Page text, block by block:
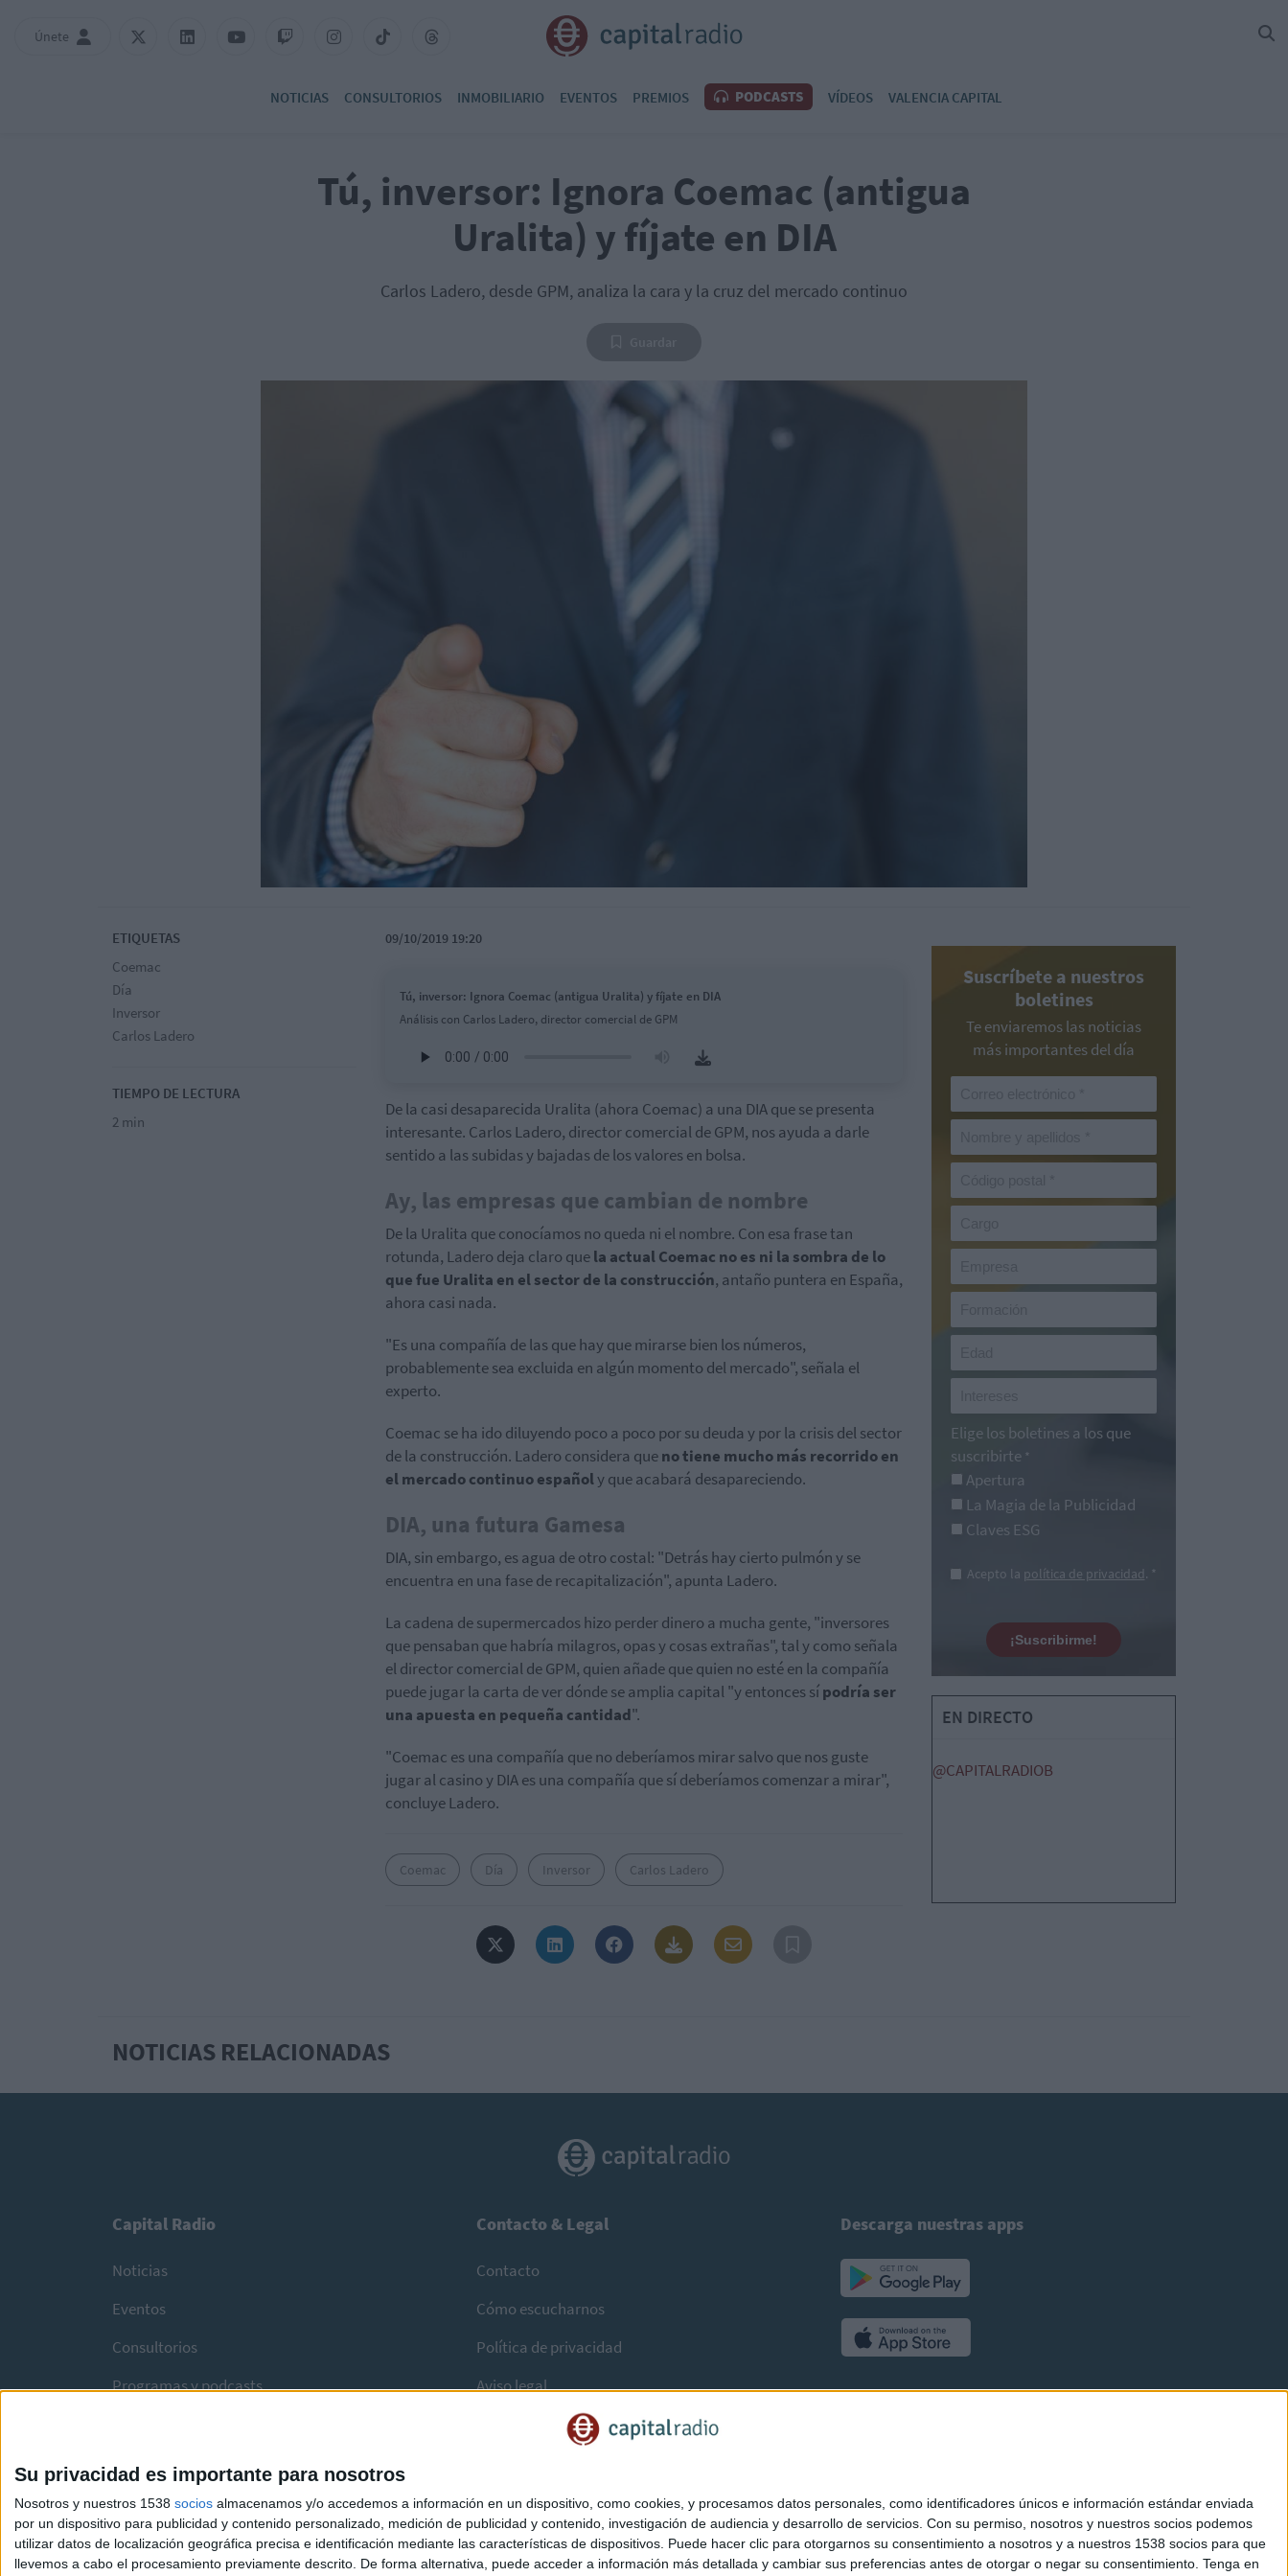
Su privacidad es importante para nosotros
Nosotros y nuestros 1538 socios almacenamos y/o accedemos a información en un dispositivo, como cookies, y procesamos datos personales, como identificadores únicos e información estándar enviada
por un dispositivo para publicidad y contenido personalizado, medición de publicidad y contenido, investigación de audiencia y desarrollo de servicios. Con su permiso, nosotros y nuestros socios podemos
utilizar datos de localización geográfica precisa e identificación mediante las características de dispositivos. Puede hacer clic para otorgarnos su consentimiento a nosotros y a nuestros 1538 socios para que
llevemos a cabo el procesamiento previamente descrito. De forma alternativa, puede acceder a información más detallada y cambiar sus preferencias antes de otorgar o negar su consentimiento. Tenga en
Únete
NOTICIAS CONSULTORIOS INMOBILIARIO EVENTOS PREMIOS PODCASTS VÍDEOS VALENCIA CAPITAL
Tú, inversor: Ignora Coemac (antigua
Uralita) y fíjate en DIA
Carlos Ladero, desde GPM, analiza la cara y la cruz del mercado continuo
ETIQUETAS
Coemac
Día
Inversor
Carlos Ladero
TIEMPO DE LECTURA
2 min
09/10/2019 19:20
Tú, inversor: Ignora Coemac (antigua Uralita) y fíjate en DIA
Análisis con Carlos Ladero, director comercial de GPM
De la casi desaparecida Uralita (ahora Coemac) a una DIA que se presenta
interesante. Carlos Ladero, director comercial de GPM, nos ayuda a darle
sentido a las subidas y bajadas de los valores en bolsa.
Ay, las empresas que cambian de nombre
De la Uralita que conocíamos no queda ni el nombre. Con esa frase tan
rotunda, Ladero deja claro quela actual Coemac no es ni la sombra de lo
que fue Uralita en el sector de la construcción, antaño puntera en España,
ahora casi nada.
"Es una compañía de las que hay que mirarse bien los números,
probablemente sea excluida en algún momento del mercado", señala el
experto.
Coemac se ha ido diluyendo poco a poco por su deuda y por la crisis del sector
de la construcción. Ladero considera queno tiene mucho más recorrido en
el mercado continuo españoly que acabará desapareciendo.
DIA, una futura Gamesa
DIA, sin embargo, es agua de otro costal: "Detrás hay cierto pulmón y se
encuentra en una fase de recapitalización", apunta Ladero.
La cadena de supermercados hizo perder dinero a mucha gente, "inversores
que pensaban que habría milagros, opas y cosas extrañas", tal y como señala
el director comercial de GPM, quien añade que quien no esté en la compañía
puede jugar la carta de ver dónde se amplia capital "y entonces sípodría ser
una apuesta en pequeña cantidad".
"Coemac es una compañía que no deberíamos mirar salvo que nos guste
jugar al casino y DIA es una compañía que sí deberíamos comenzar a mirar",
concluye Ladero.
Coemac Día Inversor Carlos Ladero
Suscríbete a nuestros
boletines
Te enviaremos las noticias
más importantes del día
Elige los boletines a los que
suscribirte *
Apertura
La Magia de la Publicidad
Claves ESG
Acepto la política de privacidad. *
¡Suscribirme!
EN DIRECTO
@CAPITALRADIOB
NOTICIAS RELACIONADAS
Capital Radio
Noticias
Eventos
Consultorios
Programas y podcasts
Contacto & Legal
Contacto
Cómo escucharnos
Política de privacidad
Aviso legal
Descarga nuestras apps